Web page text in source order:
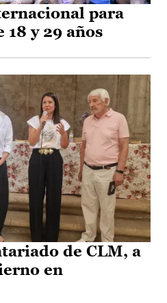
para
18 y 29 años
de CLM, a
en